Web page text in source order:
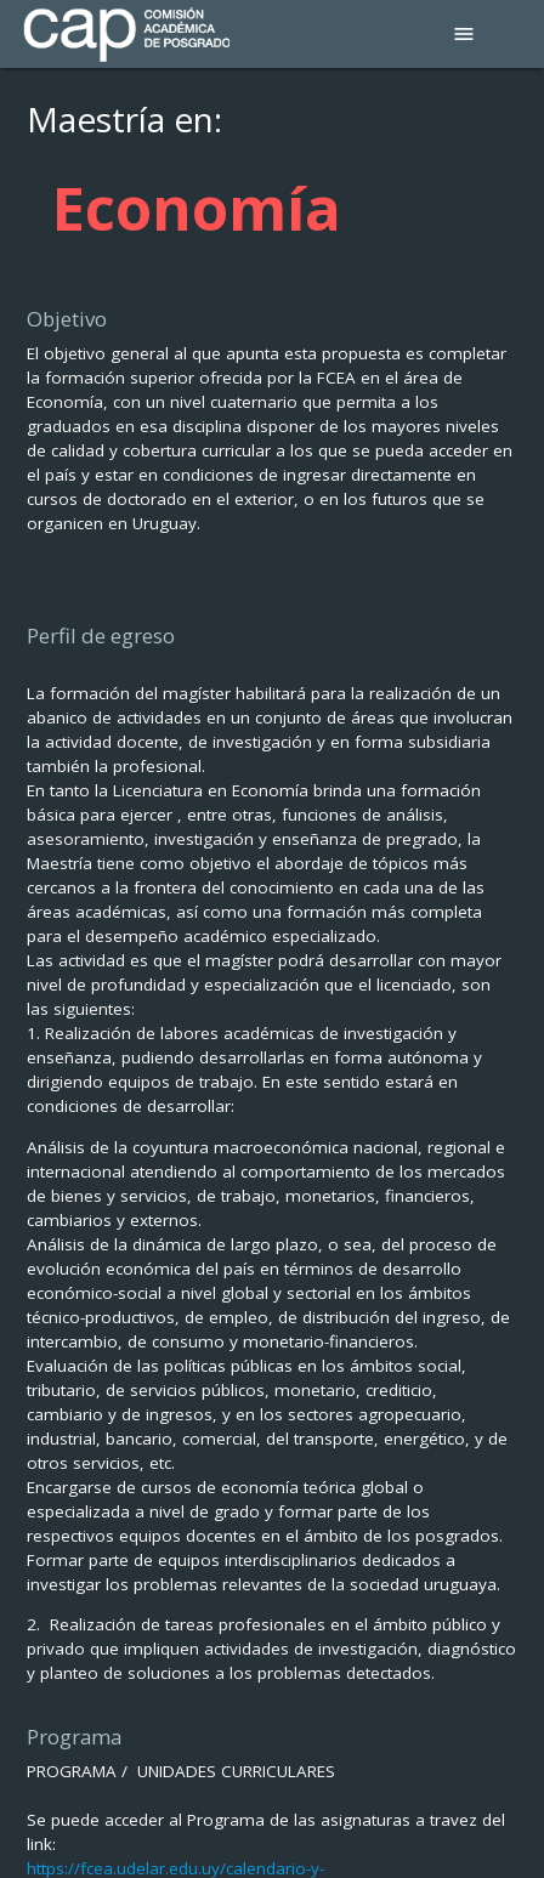
menu
Maestría en:
Economía
Objetivo
El objetivo general al que apunta esta propuesta es completar
la formación superior ofrecida por la FCEA en el área de
Economía, con un nivel cuaternario que permita a los
graduados en esa disciplina disponer de los mayores niveles
de calidad y cobertura curricular a los que se pueda acceder en
el país y estar en condiciones de ingresar directamente en
cursos de doctorado en el exterior, o en los futuros que se
organicen en Uruguay.
Perfil de egreso
La formación del magíster habilitará para la realización de un
abanico de actividades en un conjunto de áreas que involucran
la actividad docente, de investigación y en forma subsidiaria
también la profesional.
En tanto la Licenciatura en Economía brinda una formación
básica para ejercer , entre otras, funciones de análisis,
asesoramiento, investigación y enseñanza de pregrado, la
Maestría tiene como objetivo el abordaje de tópicos más
cercanos a la frontera del conocimiento en cada una de las
áreas académicas, así como una formación más completa
para el desempeño académico especializado.
Las actividad es que el magíster podrá desarrollar con mayor
nivel de profundidad y especialización que el licenciado, son
las siguientes:
1.Realización de labores académicas de investigación y
enseñanza, pudiendo desarrollarlas en forma autónoma y
dirigiendo equipos de trabajo. En este sentido estará en
condiciones de desarrollar:
Análisis de la coyuntura macroeconómica nacional, regional e
internacional atendiendo al comportamiento de los mercados
de bienes y servicios, de trabajo, monetarios, financieros,
cambiarios y externos.
Análisis de la dinámica de largo plazo, o sea, del proceso de
evolución económica del país en términos de desarrollo
económico-social a nivel global y sectorial en los ámbitos
técnico-productivos, de empleo, de distribución del ingreso, de
intercambio, de consumo y monetario-financieros.
Evaluación de las políticas públicas en los ámbitos social,
tributario, de servicios públicos, monetario, crediticio,
cambiario y de ingresos, y en los sectores agropecuario,
industrial, bancario, comercial, del transporte, energético, y de
otros servicios, etc.
Encargarse de cursos de economía teórica global o
especializada a nivel de grado y formar parte de los
respectivos equipos docentes en el ámbito de los posgrados.
Formar parte de equipos interdisciplinarios dedicados a
investigar los problemas relevantes de la sociedad uruguaya.
2. Realización de tareas profesionales en el ámbito público y
privado que impliquen actividades de investigación, diagnóstico
y planteo de soluciones a los problemas detectados.
Programa
PROGRAMA / UNIDADES CURRICULARES
Se puede acceder al Programa de las asignaturas a travez del
link:
https://fcea.udelar.edu.uy/calendario-y-